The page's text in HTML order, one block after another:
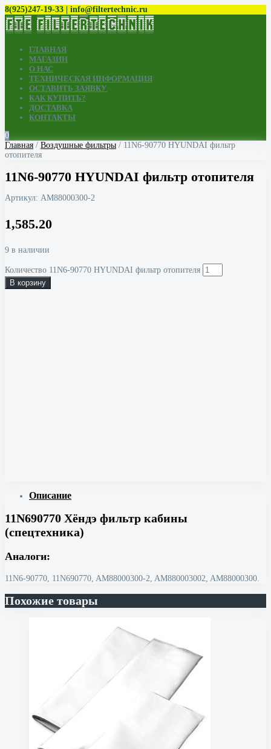
8(925)247-19-33 | info@filtertechnic.ru
ГЛАВНАЯ
МАГАЗИН
О НАС
ТЕХНИЧЕСКАЯ ИНФОРМАЦИЯ
ОСТАВИТЬ ЗАЯВКУ
КАК КУПИТЬ?
ДОСТАВКА
КОНТАКТЫ
0
Главная / Воздушные фильтры / 11N6-90770 HYUNDAI фильтр
отопителя
11N6-90770 HYUNDAI фильтр отопителя
Артикул: AM88000300-2
1,585.20
9 в наличии
Количество 11N6-90770 HYUNDAI фильтр отопителя
В корзину
Описание
11N690770 Хёндэ фильтр кабины
(спецтехника)
Аналоги:
11N6-90770, 11N690770, AM88000300-2, AM880003002, AM88000300.
Похожие товары